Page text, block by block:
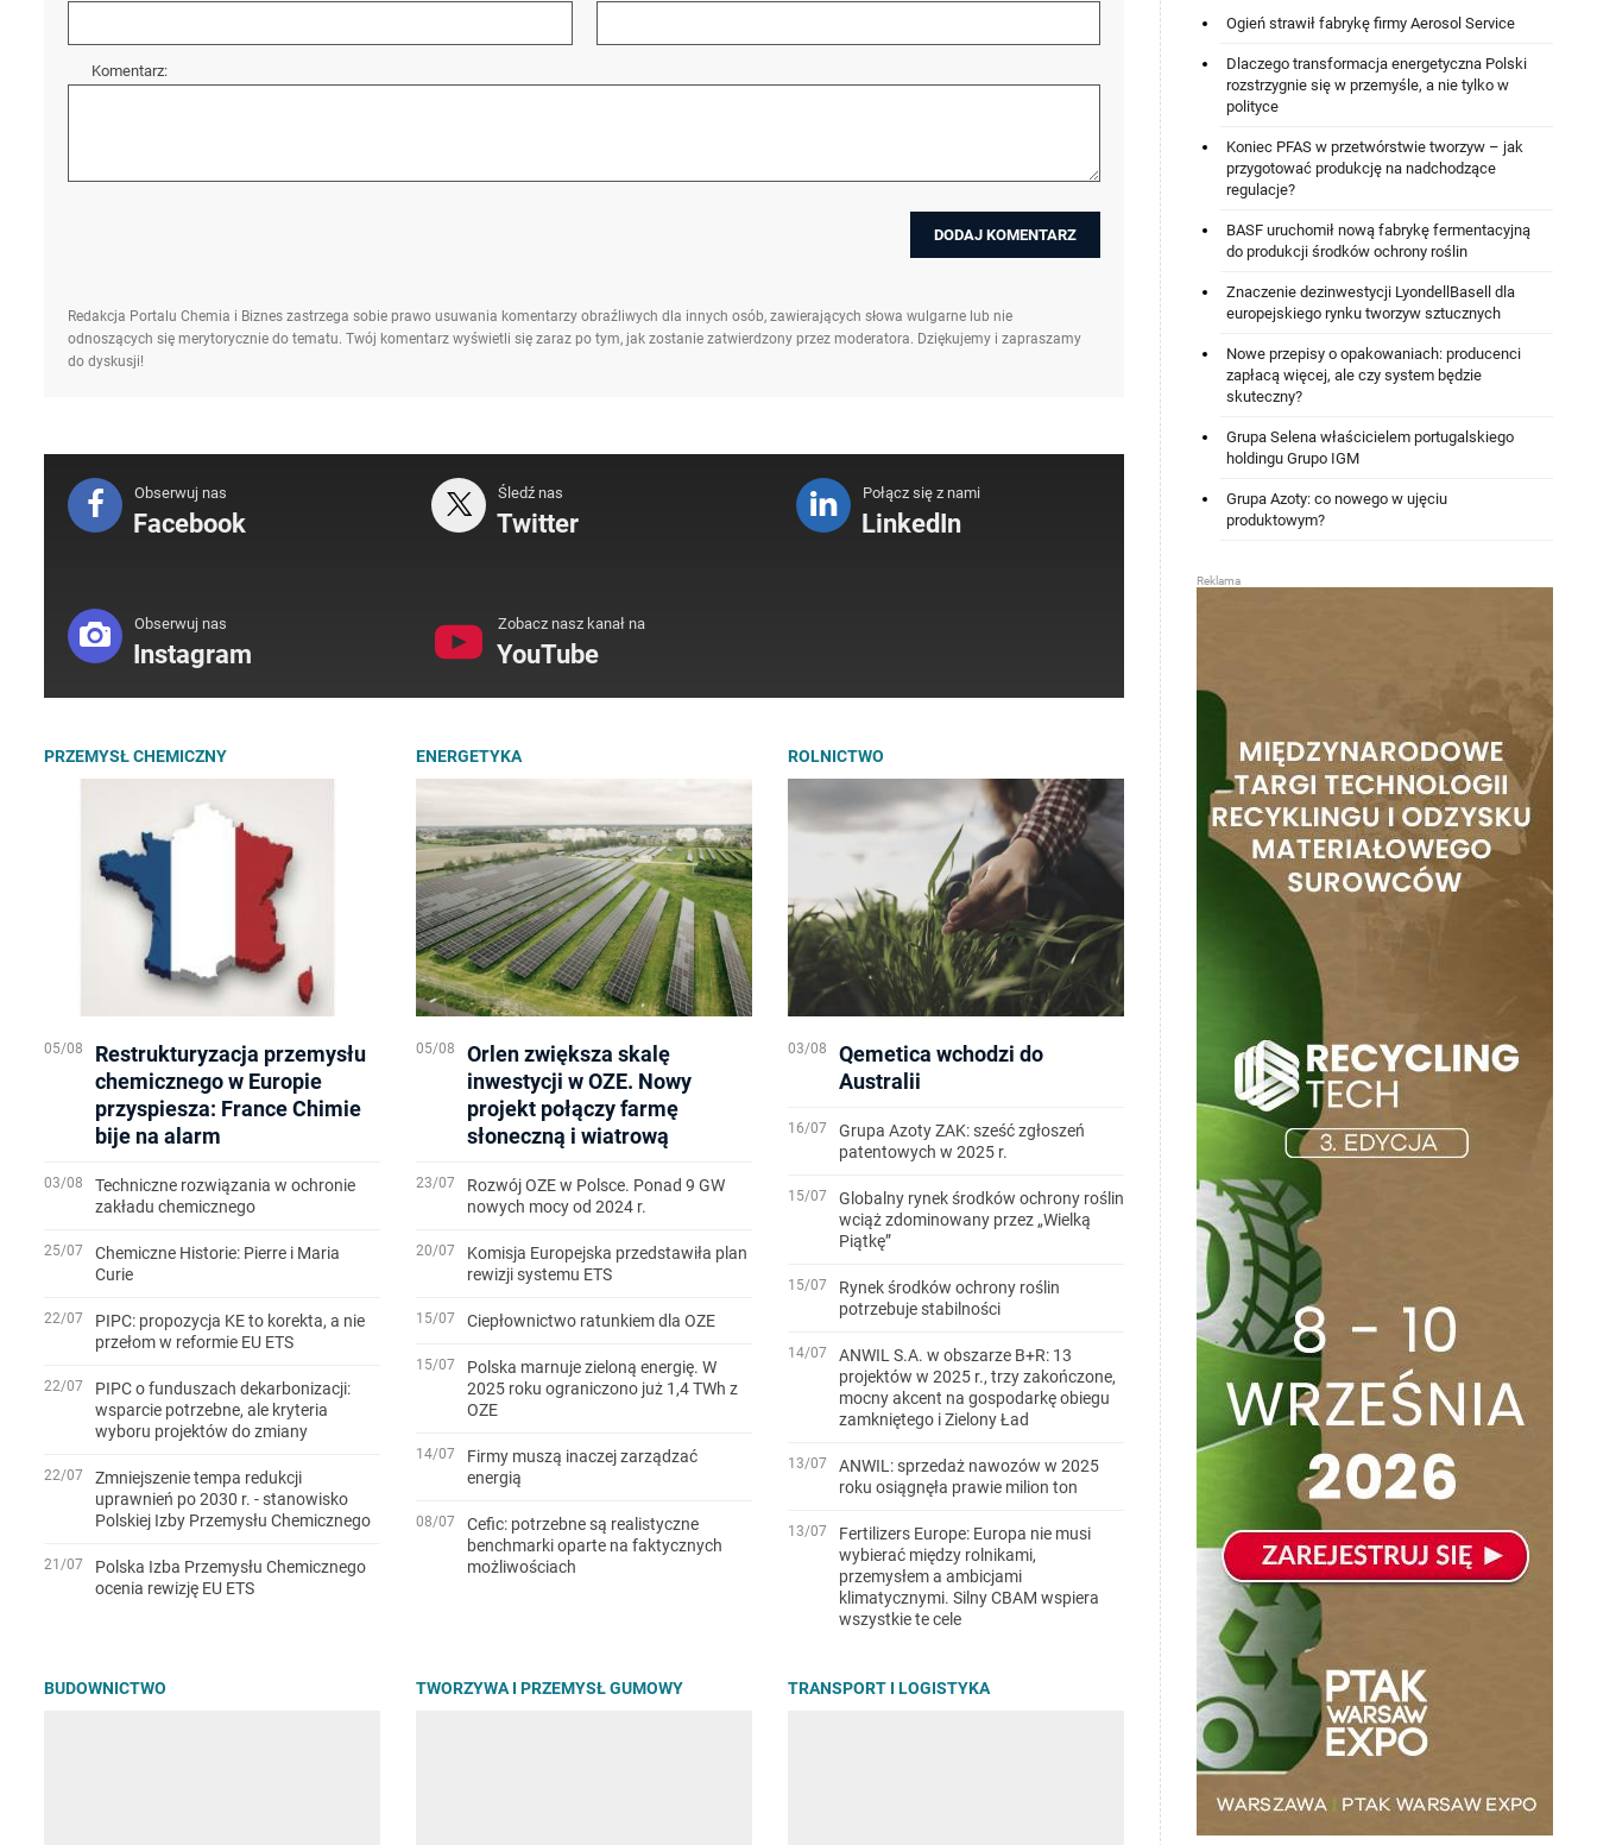
Komentarz:
Redakcja Portalu Chemia i Biznes zastrzega sobie prawo usuwania komentarzy obraźliwych dla innych osób, zawierających słowa wulgarne lub nie
odnoszących się merytorycznie do tematu. Twój komentarz wyświetli się zaraz po tym, jak zostanie zatwierdzony przez moderatora. Dziękujemy i zapraszamy
do dyskusji!
Obserwuj nas
Facebook
Śledź nas
Twitter
Połącz się z nami
LinkedIn
Obserwuj nas
Instagram
Zobacz nasz kanał na
YouTube
PRZEMYSŁ CHEMICZNY
05/08
Restrukturyzacja przemysłu
chemicznego w Europie
przyspiesza: France Chimie
bije na alarm
03/08
Techniczne rozwiązania w ochronie
zakładu chemicznego
25/07
Chemiczne Historie: Pierre i Maria
Curie
22/07
PIPC: propozycja KE to korekta, a nie
przełom w reformie EU ETS
22/07
PIPC o funduszach dekarbonizacji:
wsparcie potrzebne, ale kryteria
wyboru projektów do zmiany
22/07
Zmniejszenie tempa redukcji
uprawnień po 2030 r. - stanowisko
Polskiej Izby Przemysłu Chemicznego
21/07
Polska Izba Przemysłu Chemicznego
ocenia rewizję EU ETS
ENERGETYKA
05/08
Orlen zwiększa skalę
inwestycji w OZE. Nowy
projekt połączy farmę
słoneczną i wiatrową
23/07
Rozwój OZE w Polsce. Ponad 9 GW
nowych mocy od 2024 r.
20/07
Komisja Europejska przedstawiła plan
rewizji systemu ETS
15/07 Ciepłownictwo ratunkiem dla OZE
15/07
Polska marnuje zieloną energię. W
2025 roku ograniczono już 1,4 TWh z
OZE
14/07
Firmy muszą inaczej zarządzać
energią
08/07
Cefic: potrzebne są realistyczne
benchmarki oparte na faktycznych
możliwościach
ROLNICTWO
03/08
Qemetica wchodzi do
Australii
16/07
Grupa Azoty ZAK: sześć zgłoszeń
patentowych w 2025 r.
15/07
Globalny rynek środków ochrony roślin
wciąż zdominowany przez „Wielką
Piątkę”
15/07
Rynek środków ochrony roślin
potrzebuje stabilności
14/07
ANWIL S.A. w obszarze B+R: 13
projektów w 2025 r., trzy zakończone,
mocny akcent na gospodarkę obiegu
zamkniętego i Zielony Ład
13/07
ANWIL: sprzedaż nawozów w 2025
roku osiągnęła prawie milion ton
13/07
Fertilizers Europe: Europa nie musi
wybierać między rolnikami,
przemysłem a ambicjami
klimatycznymi. Silny CBAM wspiera
wszystkie te cele
BUDOWNICTWO TWORZYWA I PRZEMYSŁ GUMOWY TRANSPORT I LOGISTYKA
Ogień strawił fabrykę firmy Aerosol Service
Dlaczego transformacja energetyczna Polski
rozstrzygnie się w przemyśle, a nie tylko w
polityce
Koniec PFAS w przetwórstwie tworzyw – jak
przygotować produkcję na nadchodzące
regulacje?
BASF uruchomił nową fabrykę fermentacyjną
do produkcji środków ochrony roślin
Znaczenie dezinwestycji LyondellBasell dla
europejskiego rynku tworzyw sztucznych
Nowe przepisy o opakowaniach: producenci
zapłacą więcej, ale czy system będzie
skuteczny?
Grupa Selena właścicielem portugalskiego
holdingu Grupo IGM
Grupa Azoty: co nowego w ujęciu
produktowym?